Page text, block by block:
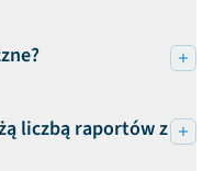
liczbą raportów z